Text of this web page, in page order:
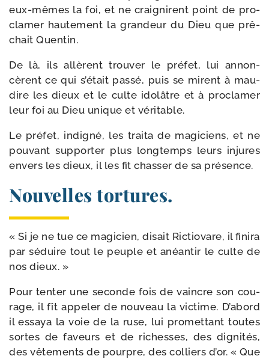
eux-​mêmes la foi, et ne crai­gnirent point de pro­
cla­mer hau­te­ment la gran­deur du Dieu que prê­
chait Quentin.
De là, ils allèrent trou­ver le pré­fet, lui annon­
cèrent ce qui s’était pas­sé, puis se mirent à mau­
dire les dieux et le culte ido­lâtre et à pro­cla­mer
leur foi au Dieu unique et véritable.
Le pré­fet, indi­gné, les trai­ta de magi­ciens, et ne
pou­vant sup­porter plus long­temps leurs injures
envers les dieux, il les fit chas­ser de sa présence.
Nouvelles tortures.
« Si je ne tue ce magi­cien, disait Rictiovare, il fini­ra
par séduire tout le peuple et anéan­tir le culte de
nos dieux. »
Pour ten­ter une seconde fois de vaincre son cou­
rage, il fît appe­ler de nou­veau la vic­time. D’abord
il essaya la voie de la ruse, lui pro­met­tant toutes
sortes de faveurs et de richesses, des digni­tés,
des vête­ments de pourpre, des col­liers d’or. « Que